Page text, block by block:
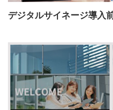
デジタルサイネージ導入